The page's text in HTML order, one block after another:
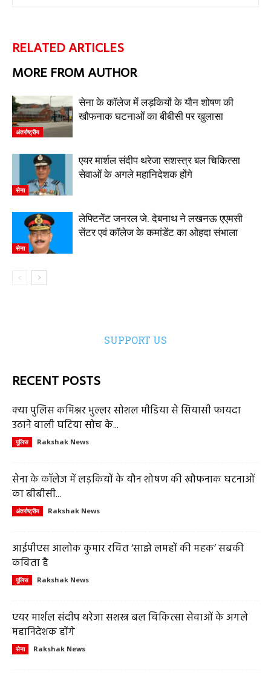
RELATED ARTICLES
MORE FROM AUTHOR
अंतर्राष्ट्रीय
सेना के कॉलेज में लड़कियों के यौन शोषण की
खौफनाक घटनाओं का बीबीसी पर खुलासा
सेना
एयर मार्शल संदीप थरेजा सशस्त्र बल चिकित्सा
सेवाओं के अगले महानिदेशक होंगे
सेना
लेफ्टिनेंट जनरल जे. देबनाथ ने लखनऊ एएमसी
सेंटर एवं कॉलेज के कमांडेंट का ओहदा संभाला
SUPPORT US
RECENT POSTS
क्या पुलिस कमिश्नर भुल्लर सोशल मीडिया से सियासी फायदा
उठाने वाली घटिया सोच के...
पुलिस Rakshak News
सेना के कॉलेज में लड़कियों के यौन शोषण की खौफनाक घटनाओं
का बीबीसी...
अंतर्राष्ट्रीय Rakshak News
आईपीएस आलोक कुमार रचित ‘साझे लमहों की महक’ सबकी
कविता है
पुलिस Rakshak News
एयर मार्शल संदीप थरेजा सशस्त्र बल चिकित्सा सेवाओं के अगले
महानिदेशक होंगे
सेना Rakshak News